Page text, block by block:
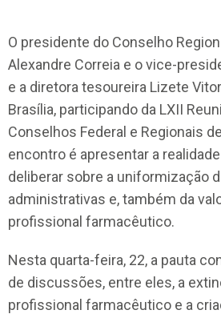
O presidente do Conselho
Alexandre Correia e o vice-
e a diretora tesoureira Lizete
Brasília, participando da LXII
Conselhos Federal e Regionais
encontro é apresentar a
deliberar sobre a uniformização
administrativas e, também da
profissional farmacêutico.
Nesta quarta-feira, 22, a pauta
de discussões, entre eles, a
profissional farmacêutico e a